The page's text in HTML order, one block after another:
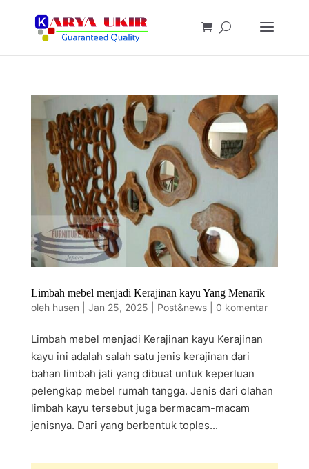
Limbah mebel menjadi Kerajinan kayu Yang Menarik
oleh husen Jan 25, 2025 Post&news| 0 komentar
Limbah mebel menjadi Kerajinan kayu Kerajinan
kayu ini adalah salah satu jenis kerajinan dari
bahan limbah jati yang dibuat untuk keperluan
pelengkap mebel rumah tangga. Jenis dari olahan
limbah kayu tersebut juga bermacam-macam
jenisnya. Dari yang berbentuk toples...